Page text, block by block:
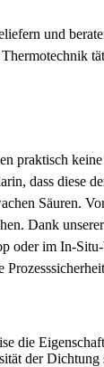
und
praktisch
dass diese
Säuren.
Dank
oder im In-
die
der Dichtung